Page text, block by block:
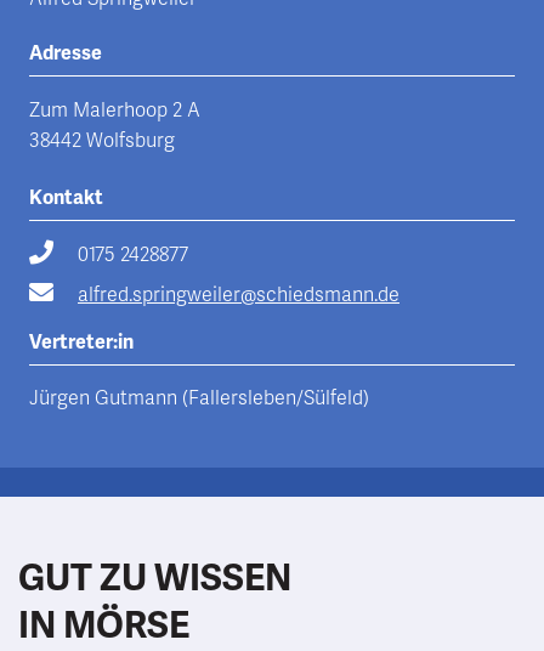
Adresse
Zum Malerhoop 2 A
38442 Wolfsburg
Kontakt
0175 2428877
alfred.springweiler@schiedsmann.de
Vertreter:in
Jürgen Gutmann (Fallersleben/Sülfeld)
GUT ZU WISSEN
IN MÖRSE